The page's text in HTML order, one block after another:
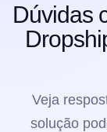
Dúvidas
Veja
solução